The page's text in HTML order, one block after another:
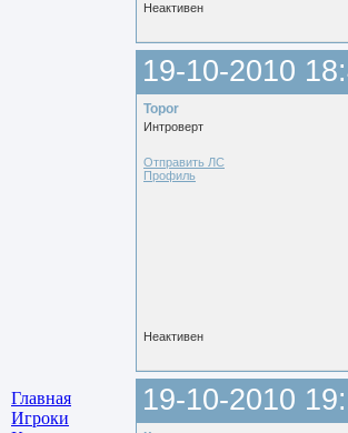
Главная
Игроки
Неактивен
19-10-2010
Topor
Интроверт
Отправить ЛС
Профиль
Неактивен
19-10-2010